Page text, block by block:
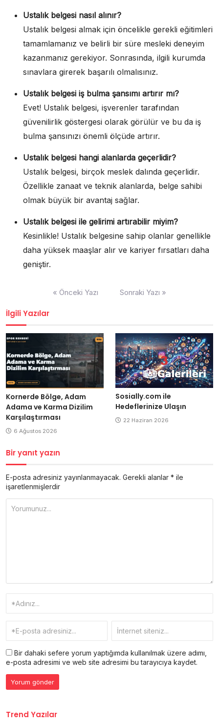
Ustalık belgesi nasıl alınır?
Ustalık belgesi almak için öncelikle gerekli eğitimleri
tamamlamanız ve belirli bir süre mesleki deneyim
kazanmanız gerekiyor. Sonrasında, ilgili kurumda
sınavlara girerek başarılı olmalısınız.
Ustalık belgesi iş bulma şansımı artırır mı?
Evet! Ustalık belgesi, işverenler tarafından
güvenilirlik göstergesi olarak görülür ve bu da iş
bulma şansınızı önemli ölçüde artırır.
Ustalık belgesi hangi alanlarda geçerlidir?
Ustalık belgesi, birçok meslek dalında geçerlidir.
Özellikle zanaat ve teknik alanlarda, belge sahibi
olmak büyük bir avantaj sağlar.
Ustalık belgesi ile gelirimi artırabilir miyim?
Kesinlikle! Ustalık belgesine sahip olanlar genellikle
daha yüksek maaşlar alır ve kariyer fırsatları daha
geniştir.
« Önceki Yazı Sonraki Yazı »
İlgili Yazılar
Kornerde Bölge, Adam
Adama ve Karma Dizilim
Karşılaştırması
6 Ağustos 2026
Sosially.com ile
Hedeflerinize Ulaşın
22 Haziran 2026
Bir yanıt yazın
E-posta adresiniz yayınlanmayacak. Gerekli alanlar * ile
işaretlenmişlerdir
Bir dahaki sefere yorum yaptığımda kullanılmak üzere adımı,
e-posta adresimi ve web site adresimi bu tarayıcıya kaydet.
Trend Yazılar